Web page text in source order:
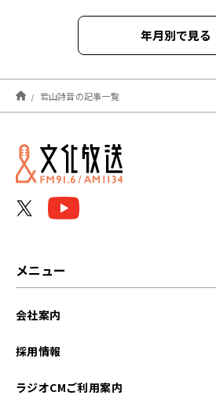
年月別で見る
2026年02月
2026年01月
2025年12月
若山詩音の記事一覧
メニュー
会社案内
採用情報
ラジオCMご利用案内